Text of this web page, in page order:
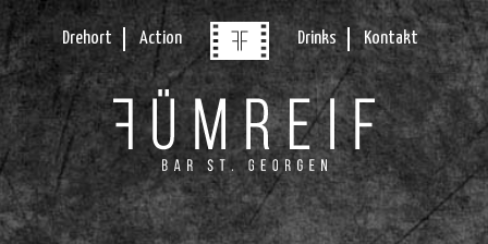
Drehort Action Drinks Kontakt